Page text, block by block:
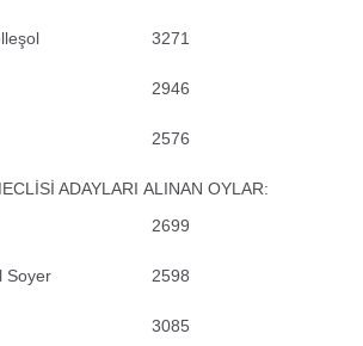
3271
2946
2576
ADAYLARI ALINAN OYLAR:
2699
Soyer 2598
3085